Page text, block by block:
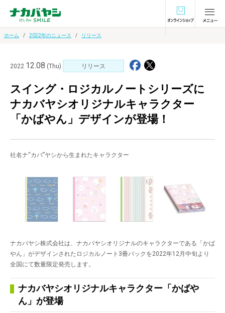
オンラインショ
ホーム 2022年のニュース リリース
2022 12.08 (Thu) リリース
スイング・ロジカルノートシリーズに
ナカバヤシオリジナルキャラクター
「かばやん」デザインが登場！
社名ナ“カバ”ヤシから生まれたキャラクター
ナカバヤシ株式会社は、ナカバヤシオリジナルのキャラクターである「かば
やん」がデザインされたロジカルノート3冊パックを2022年12月中旬より
全国にて数量限定発売します。
ナカバヤシオリジナルキャラクター「かばや
ん」が登場